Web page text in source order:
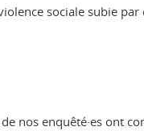
sociale subie
enquêté·es ont